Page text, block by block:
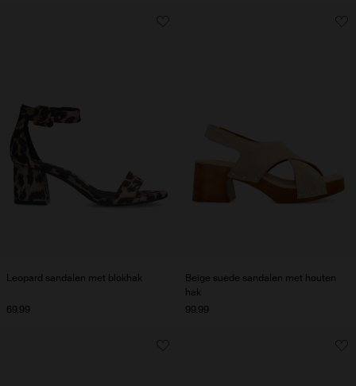
Leopard sandalen met blokhak
69.99
Beige suède sandalen met houten
hak
99.99